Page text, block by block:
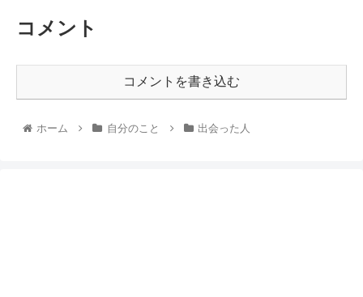
コメント
コメントを書き込む
ホーム 自分のこと 出会った人